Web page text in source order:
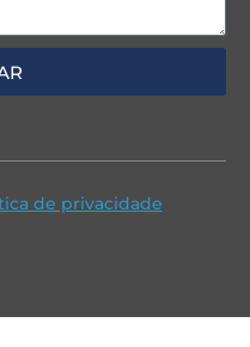
de privacidade